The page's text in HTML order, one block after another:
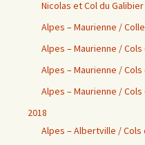
Nicolas et Col du Galibier
Alpes – Maurienne /
Alpes – Maurienne /
Alpes – Maurienne /
Alpes – Maurienne /
2018
Alpes – Albertville /